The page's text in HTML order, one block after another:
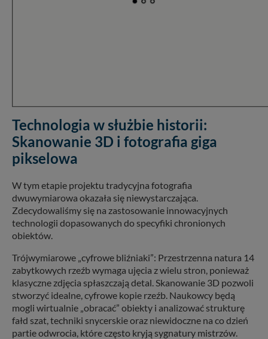
Technologia w służbie historii:
Skanowanie 3D i fotografia giga
pikselowa
W tym etapie projektu tradycyjna fotografia
dwuwymiarowa okazała się niewystarczająca.
Zdecydowaliśmy się na zastosowanie innowacyjnych
technologii dopasowanych do specyfiki chronionych
obiektów.
Trójwymiarowe „cyfrowe bliźniaki”: Przestrzenna natura 14
zabytkowych rzeźb wymaga ujęcia z wielu stron, ponieważ
klasyczne zdjęcia spłaszczają detal. Skanowanie 3D pozwoli
stworzyć idealne, cyfrowe kopie rzeźb. Naukowcy będą
mogli wirtualnie „obracać” obiekty i analizować strukturę
fałd szat, techniki snycerskie oraz niewidoczne na co dzień
partie odwrocia, które często kryją sygnatury mistrzów.